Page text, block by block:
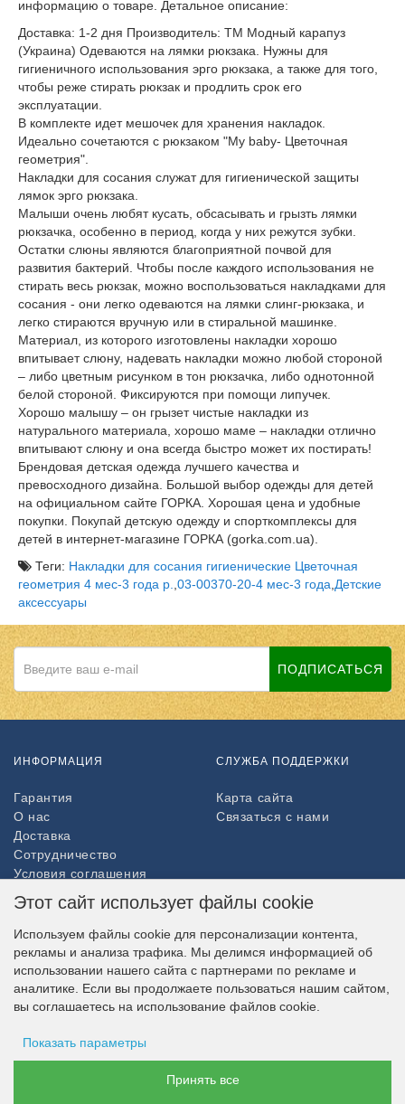
информацию о товаре. Детальное описание:
Доставка: 1-2 дня Производитель: ТМ Модный карапуз
(Украина) Одеваются на лямки рюкзака. Нужны для
гигиеничного использования эрго рюкзака, а также для того,
чтобы реже стирать рюкзак и продлить срок его
эксплуатации.
В комплекте идет мешочек для хранения накладок.
Идеально сочетаются с рюкзаком "My baby- Цветочная
геометрия".
Накладки для сосания служат для гигиенической защиты
лямок эрго рюкзака.
Малыши очень любят кусать, обсасывать и грызть лямки
рюкзачка, особенно в период, когда у них режутся зубки.
Остатки слюны являются благоприятной почвой для
развития бактерий. Чтобы после каждого использования не
стирать весь рюкзак, можно воспользоваться накладками для
сосания - они легко одеваются на лямки слинг-рюкзака, и
легко стираются вручную или в стиральной машинке.
Материал, из которого изготовлены накладки хорошо
впитывает слюну, надевать накладки можно любой стороной
– либо цветным рисунком в тон рюкзачка, либо однотонной
белой стороной. Фиксируются при помощи липучек.
Хорошо малышу – он грызет чистые накладки из
натурального материала, хорошо маме – накладки отлично
впитывают слюну и она всегда быстро может их постирать!
Брендовая детская одежда лучшего качества и
превосходного дизайна. Большой выбор одежды для детей
на официальном сайте ГОРКА. Хорошая цена и удобные
покупки. Покупай детскую одежду и спорткомплексы для
детей в интернет-магазине ГОРКА (gorka.com.ua).
Теги: Накладки для сосания гигиенические Цветочная
геометрия 4 мес-3 года р. 03-00370-20-4 мес-3 года Детские
аксессуары
ПОДПИСАТЬСЯ
ИНФОРМАЦИЯ
Гарантия
О нас
Доставка
Сотрудничество
Условия соглашения
Возврат товара
СЛУЖБА ПОДДЕРЖКИ
Карта сайта
Связаться с нами
Партнёры
НАШ МАГАЗИН В СОЦСЕТЯХ
Этот сайт использует файлы cookie
Используем файлы cookie для персонализации контента,
рекламы и анализа трафика. Мы делимся информацией об
использовании нашего сайта с партнерами по рекламе и
аналитике. Если вы продолжаете пользоваться нашим сайтом,
вы соглашаетесь на использование файлов cookie.
Показать параметры
Принять все